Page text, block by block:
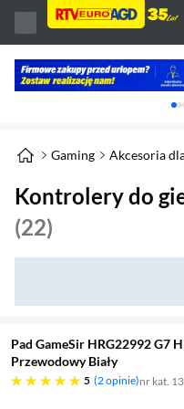
Gaming Akcesoria
Kontrolery do
(22)
Pad GameSir HRG22992 G7
Przewodowy Biały
5
pięć gwiazdek 2 opinie nr kat.